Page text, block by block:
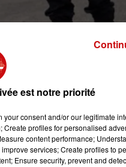
dotation de moyens
et Meinau à Strasbourg
est notre priorité
consent and/or our legitimate
profiles for personalised
content performance;
services; Create profiles to
Ensure security, prevent and